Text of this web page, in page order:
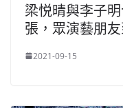
梁悦晴與李子
張，眾演藝朋
2021-09-15